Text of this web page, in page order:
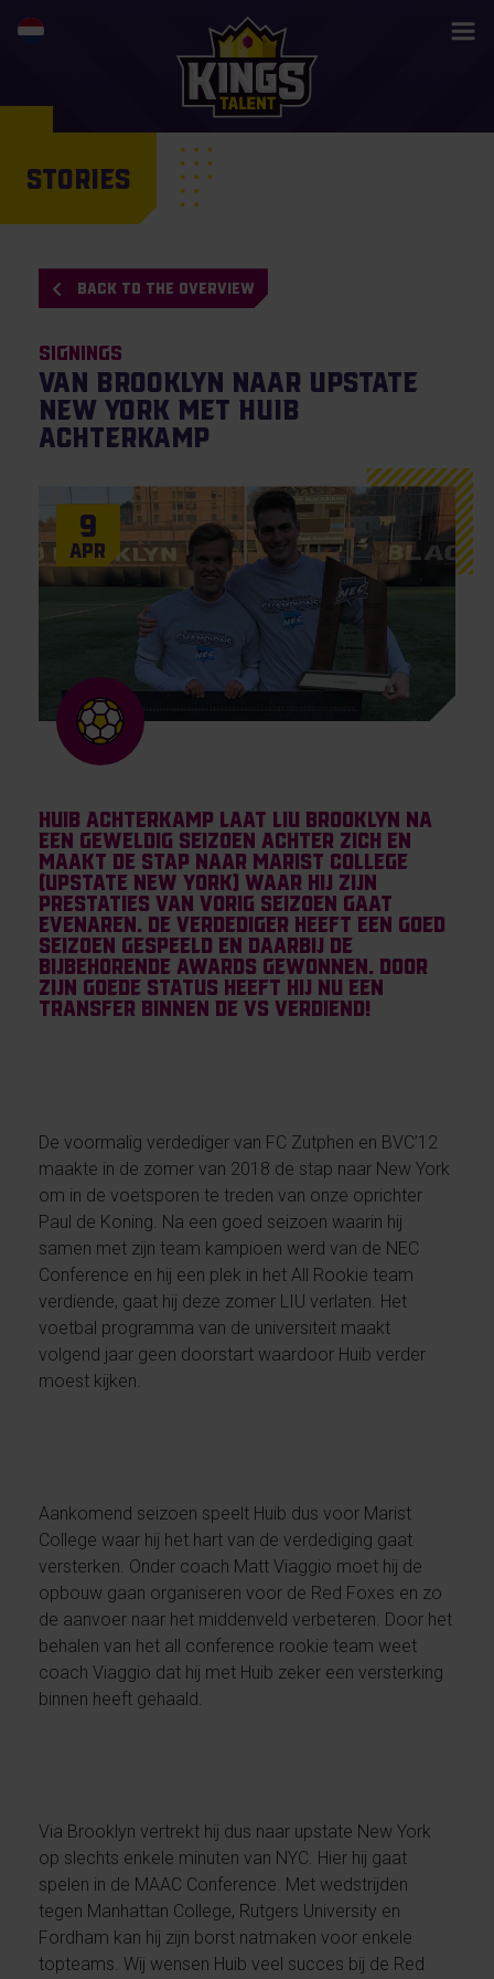
STORIES
BACK TO THE OVERVIEW
Signings
Van Brooklyn naar upstate
New York met Huib
Achterkamp
9
Apr
Huib Achterkamp laat LIU Brooklyn na
een geweldig seizoen achter zich en
maakt de stap naar Marist College
(upstate New York) waar hij zijn
prestaties van vorig seizoen gaat
evenaren. De verdediger heeft een goed
seizoen gespeeld en daarbij de
bijbehorende awards gewonnen. Door
zijn goede status heeft hij nu een
transfer binnen de VS verdiend!
De voormalig verdediger van FC Zutphen en BVC’12
maakte in de zomer van 2018 de stap naar New York
om in de voetsporen te treden van onze oprichter
Paul de Koning. Na een goed seizoen waarin hij
samen met zijn team kampioen werd van de NEC
Conference en hij een plek in het All Rookie team
verdiende, gaat hij deze zomer LIU verlaten. Het
voetbal programma van de universiteit maakt
volgend jaar geen doorstart waardoor Huib verder
moest kijken.
Aankomend seizoen speelt Huib dus voor Marist
College waar hij het hart van de verdediging gaat
versterken. Onder coach Matt Viaggio moet hij de
opbouw gaan organiseren voor de Red Foxes en zo
de aanvoer naar het middenveld verbeteren. Door het
behalen van het all conference rookie team weet
coach Viaggio dat hij met Huib zeker een versterking
binnen heeft gehaald.
Via Brooklyn vertrekt hij dus naar upstate New York
op slechts enkele minuten van NYC. Hier hij gaat
spelen in de MAAC Conference. Met wedstrijden
tegen Manhattan College, Rutgers University en
Fordham kan hij zijn borst natmaken voor enkele
topteams. Wij wensen Huib veel succes bij de Red